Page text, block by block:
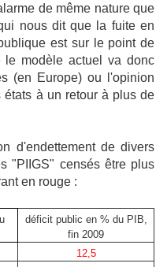
de même nature que
nous dit que la fuite en
est sur le point de
modèle actuel va donc
(en Europe) ou l'opinion
à un retour à plus de
d'endettement de divers
"PIIGS" censés être plus
en rouge :
déficit public en % du PIB,
fin 2009
12,5